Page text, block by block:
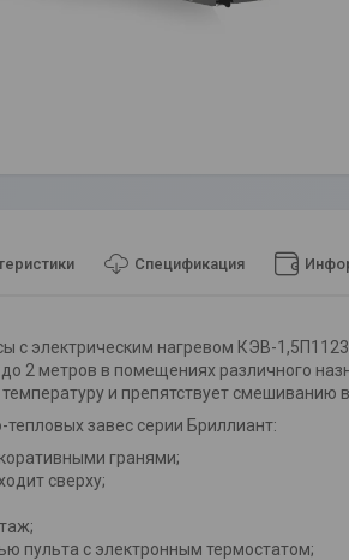
Спецификация
с электрическим нагревом КЭВ-
2 метров в помещениях различного
и препятствует смешиванию
завес серии Бриллиант:
гранями;
сверху;
пульта с электронным термостатом;